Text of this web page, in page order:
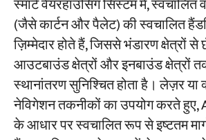
स्मार्ट वेयरहाउसिंग सिस्टम में, स्वचालित
(जैसे कार्टन और पैलेट) की स्वचालित
ज़िम्मेदार होते हैं, जिससे भंडारण क्षेत्रों से
आउटबाउंड क्षेत्रों और इनबाउंड क्षेत्रों
स्थानांतरण सुनिश्चित होता है। लेज़र
नेविगेशन तकनीकों का उपयोग करते हुए,
के आधार पर स्वचालित रूप से इष्टतम